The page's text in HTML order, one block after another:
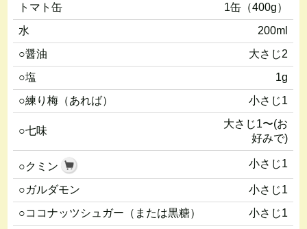
トマト缶
1缶（400g）
水
200ml
○醤油
大さじ2
○塩
1g
○練り梅（あれば）
小さじ1
○七味
大さじ1〜(お
好みで)
○クミン 小さじ1
○ガルダモン
小さじ1
○ココナッツシュガー（または黒糖）
小さじ1